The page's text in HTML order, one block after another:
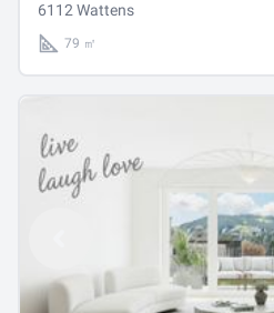
Solaranlage
6112 Wattens
79 ㎡